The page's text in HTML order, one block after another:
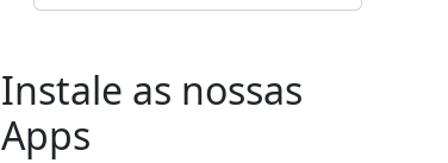
Instale as nossas
Apps